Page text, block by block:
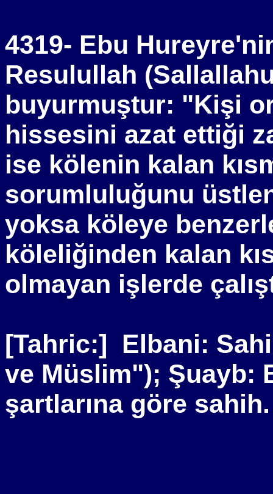
4319- Ebu
Resulullah
buyurmuştur: "Kişi
hissesini azat ettiği
ise kölenin kalan
sorumluluğunu
yoksa köleye
köleliğinden kalan
olmayan işlerde
[Tahric:] Elbani:
ve Müslim"); Şuayb:
şartlarına göre